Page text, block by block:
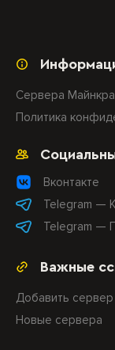
Важные
Добавить сервер
Новые сервера
Вконтакте
Telegram —
Telegram —
Сервера
Политика